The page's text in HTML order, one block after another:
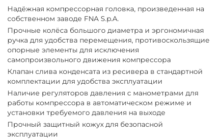
Надёжная компрессорная головка, произведенная на
собственном заводе FNA S.p.A.
Прочные колёса большого диаметра и эргономичная
ручка для удобства перемещения, противоскользящие
опорные элементы для исключения
самопроизвольного движения компрессора
Клапан слива конденсата из ресивера в стандартной
комплектации для удобства эксплуатации
Наличие регуляторов давления с манометрами для
работы компрессора в автоматическом режиме и
установки требуемого давления на выходе
Прочный защитный кожух для безопасной
эксплуатации